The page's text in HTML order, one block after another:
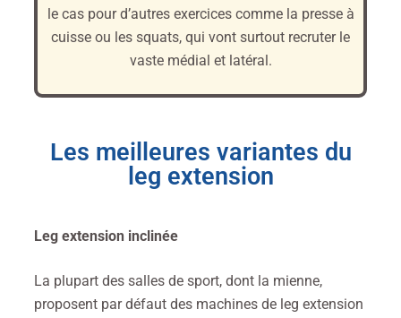
le cas pour d’autres exercices comme la presse à
cuisse ou les squats, qui vont surtout recruter le
vaste médial et latéral.
Les meilleures variantes du
leg extension
Leg extension inclinée
La plupart des salles de sport, dont la mienne,
proposent par défaut des machines de leg extension